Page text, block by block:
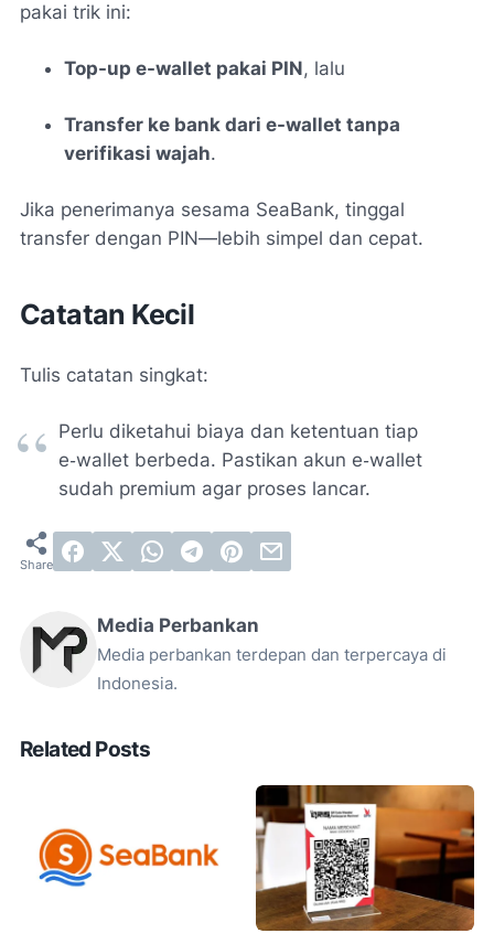
pakai trik ini:
Top-up e-wallet pakai PIN, lalu
Transfer ke bank dari e-wallet tanpa
verifikasi wajah.
Jika penerimanya sesama SeaBank, tinggal
transfer dengan PIN—lebih simpel dan cepat.
Catatan Kecil
Tulis catatan singkat:
Perlu diketahui biaya dan ketentuan tiap
e‑wallet berbeda. Pastikan akun e‑wallet
sudah premium agar proses lancar.
Media Perbankan
Media perbankan terdepan dan terpercaya di
Indonesia.
Related Posts